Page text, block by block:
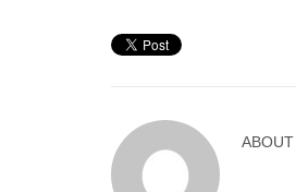
ABOUT